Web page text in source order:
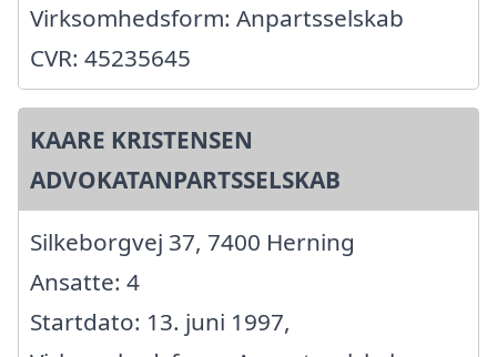
Virksomhedsform: Anpartsselskab
CVR: 45235645
KAARE KRISTENSEN
ADVOKATANPARTSSELSKAB
Silkeborgvej 37, 7400 Herning
Ansatte: 4
Startdato: 13. juni 1997,